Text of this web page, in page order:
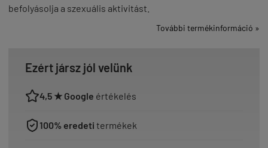
befolyásolja a szexuális aktivitást.
További termékinformáció »
Ezért jársz jól velünk
4,5 ★ Google értékelés
100% eredeti termékek